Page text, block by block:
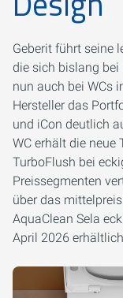
Geberit führt seine
die sich bislang bei
nun auch bei WCs
Hersteller das
und iCon deutlich
WC erhält die neue
TurboFlush bei
Preissegmenten
über das
AquaClean Sela
April 2026